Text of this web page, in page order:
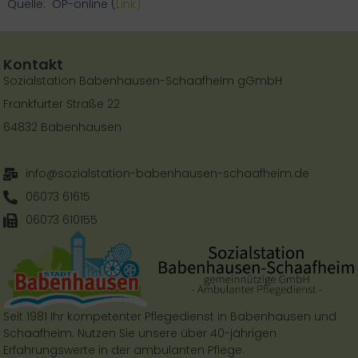
Quelle: OP-online (Link)
Kontakt
Sozialstation Babenhausen-Schaafheim gGmbH​
Frankfurter Straße 22
64832 Babenhausen
info@sozialstation-babenhausen-schaafheim.de
06073 61615
06073 610155
Seit 1981 Ihr kompetenter Pflegedienst in Babenhausen und
Schaafheim. Nutzen Sie unsere über 40-jährigen
Erfahrungswerte in der ambulanten Pflege​.